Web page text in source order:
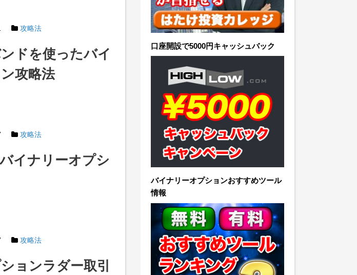
攻略法
ドを使ったバイ
攻略法
攻略法
イナリーオプシ
攻略法
ョンラダー取引
口座開設で5000円キャッシュバック
バイナリーオプションおすすめツール
情報